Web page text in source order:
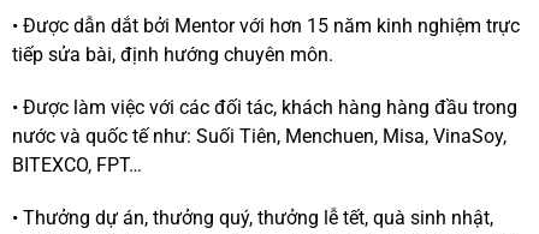
• Được dẫn dắt bởi Mentor với hơn 15 năm kinh nghiệm trực
tiếp sửa bài, định hướng chuyên môn.
• Được làm việc với các đối tác, khách hàng hàng đầu trong
nước và quốc tế như: Suối Tiên, Menchuen, Misa, VinaSoy,
BITEXCO, FPT…
• Thưởng dự án, thưởng quý, thưởng lễ tết, quà sinh nhật,